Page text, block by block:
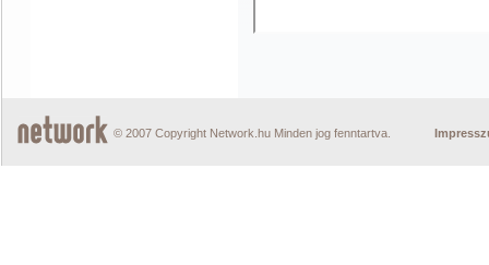
© 2007 Copyright Network.hu Minden jog fenntartva.